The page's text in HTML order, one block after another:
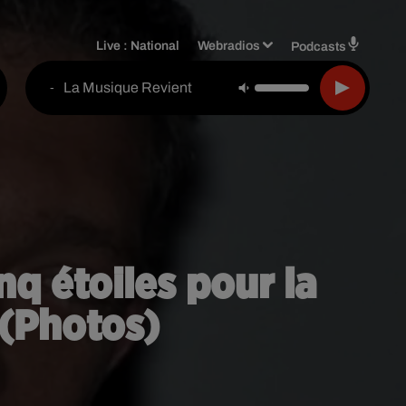
Live : National Webradios Podcasts
- La Musique Revient
étoiles pour la